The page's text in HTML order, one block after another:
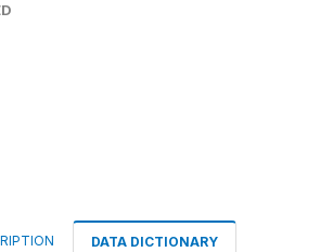
DATA DICTIONARY